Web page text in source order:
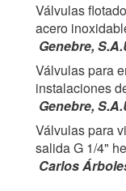
Válvulas
acero
Genebre,
Válvulas para
instalaciones
Genebre,
Válvulas para
salida G 1/4"
Carlos